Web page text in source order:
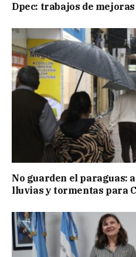
Dpec: trabajos de
No guarden el paraguas:
lluvias y tormentas para